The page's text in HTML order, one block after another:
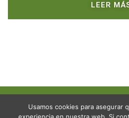
LEER
Usamos cookies para asegurar